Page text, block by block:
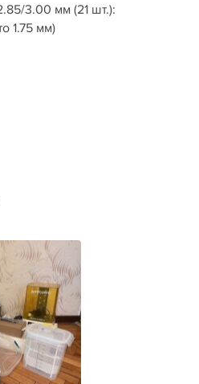
3.00 мм (21 шт.):
1.75 мм)